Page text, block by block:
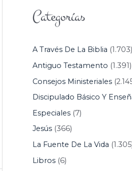
Categorías
A Través De La Biblia (1.703)
Antiguo Testamento (1.391)
Consejos Ministeriales
Discipulado Básico Y
Especiales(7)
Jesús(366)
La Fuente De La Vida
Libros(6)